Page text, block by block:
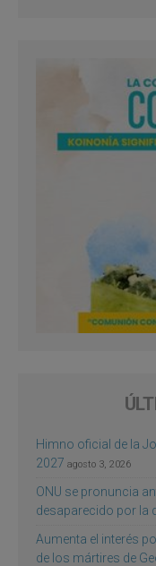
Himno oficial de la
2027 agosto 3, 2026
ONU se pronuncia
desaparecido por la
Aumenta el interés
de los mártires de